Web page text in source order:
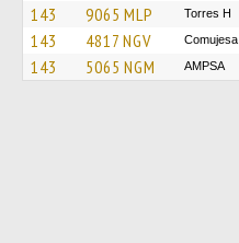
143 9065 MLP Torres H
143 4817 NGV Comujesa
143 5065 NGM AMPSA